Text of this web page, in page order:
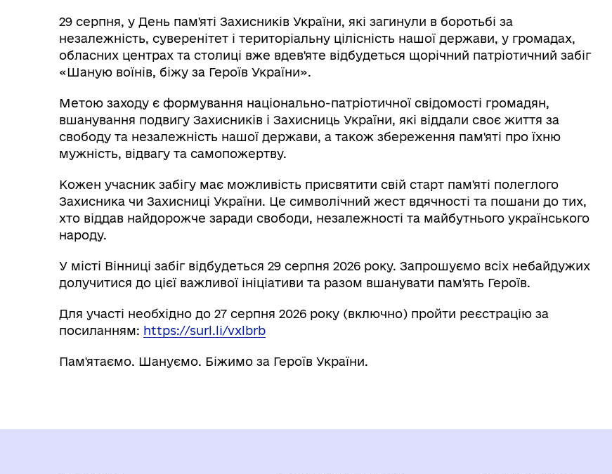
29 серпня, у День пам'яті Захисників України, які загинули в боротьбі за
незалежність, суверенітет і територіальну цілісність нашої держави, у громадах,
обласних центрах та столиці вже вдев'яте відбудеться щорічний патріотичний забіг
«Шаную воїнів, біжу за Героїв України».
Метою заходу є формування національно-патріотичної свідомості громадян,
вшанування подвигу Захисників і Захисниць України, які віддали своє життя за
свободу та незалежність нашої держави, а також збереження пам'яті про їхню
мужність, відвагу та самопожертву.
Кожен учасник забігу має можливість присвятити свій старт пам'яті полеглого
Захисника чи Захисниці України. Це символічний жест вдячності та пошани до тих,
хто віддав найдорожче заради свободи, незалежності та майбутнього українського
народу.
У місті Вінниці забіг відбудеться 29 серпня 2026 року. Запрошуємо всіх небайдужих
долучитися до цієї важливої ініціативи та разом вшанувати пам'ять Героїв.
Для участі необхідно до 27 серпня 2026 року (включно) пройти реєстрацію за
посиланням: https://surl.li/vxlbrb
Пам'ятаємо. Шануємо. Біжимо за Героїв України.